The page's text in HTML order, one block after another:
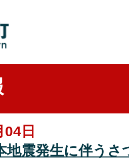
日
地震発生に伴うさ